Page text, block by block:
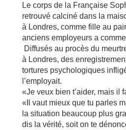
Le corps de la Française
retrouvé calciné dans la
à Londres, comme fille au
anciens employeurs a
Diffusés au procès du
à Londres, des
tortures psychologiques
l’employait.
«Je veux bien t’aider, mais il
«Il vaut mieux que tu parles
la situation beaucoup plus
dis la vérité, soit on te